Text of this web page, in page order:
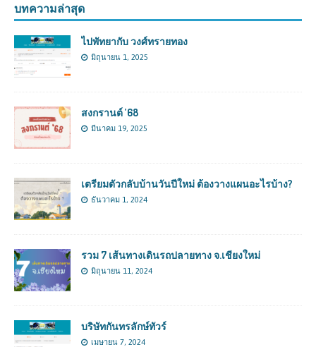
บทความล่าสุด
ไปพัทยากับ วงศ์ทรายทอง
มิถุนายน 1, 2025
สงกรานต์ ’68
มีนาคม 19, 2025
เตรียมตัวกลับบ้านวันปีใหม่ ต้องวางแผนอะไรบ้าง?
ธันวาคม 1, 2024
รวม 7 เส้นทางเดินรถปลายทาง จ.เชียงใหม่
มิถุนายน 11, 2024
บริษัทกันทรลักษ์ทัวร์
เมษายน 7, 2024